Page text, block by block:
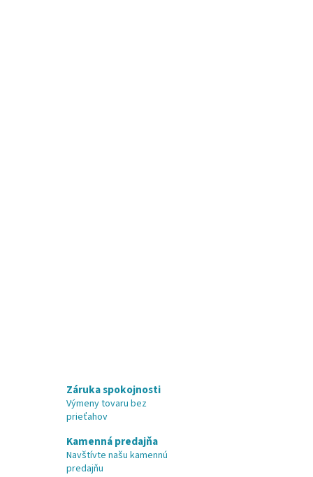
Záruka spokojnosti
Výmeny tovaru bez
prieťahov
Kamenná predajňa
Navštívte našu kamennú
predajňu